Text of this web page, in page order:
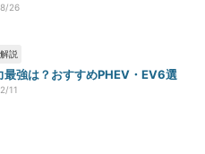
26
説
最強は？おすすめPHEV・EV6選
11